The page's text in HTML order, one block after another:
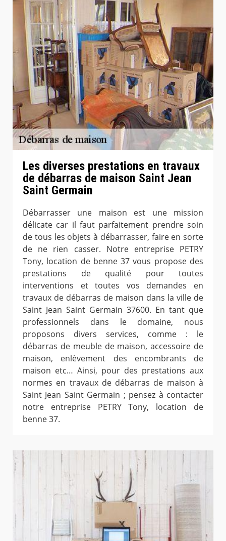
Les diverses prestations en travaux
de débarras de maison Saint Jean
Saint Germain
Débarrasser une maison est une mission
délicate car il faut parfaitement prendre soin
de tous les objets à débarrasser, faire en sorte
de ne rien casser. Notre entreprise PETRY
Tony, location de benne 37 vous propose des
prestations de qualité pour toutes
interventions et toutes vos demandes en
travaux de débarras de maison dans la ville de
Saint Jean Saint Germain 37600. En tant que
professionnels dans le domaine, nous
proposons divers services, comme : le
débarras de meuble de maison, accessoire de
maison, enlèvement des encombrants de
maison etc… Ainsi, pour des prestations aux
normes en travaux de débarras de maison à
Saint Jean Saint Germain ; pensez à contacter
notre entreprise PETRY Tony, location de
benne 37.